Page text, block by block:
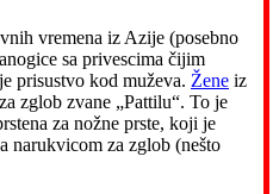
vremena iz Azije (posebno
sa privescima čijim
prisustvo kod muževa. Žene iz
zglob zvane „Pattilu“. To je
za nožne prste, koji je
narukvicom za zglob (nešto